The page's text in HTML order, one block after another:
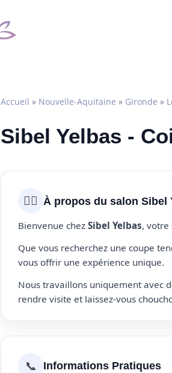
Accueil » Nouvelle-Aquitaine » Gironde »
Sibel Yelbas -
💇‍♀️ À propos du salon Sibel
Bienvenue chez Sibel Yelbas, votre
Que vous recherchez une coupe
vous offrir une expérience unique.
Nous travaillons uniquement avec
rendre visite et laissez-vous
📞 Informations Pratiques